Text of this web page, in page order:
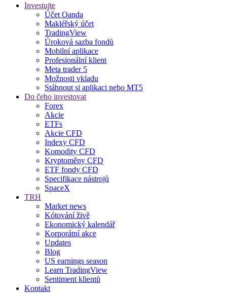
Investujte
Účet Oanda
Makléřský účet
TradingView
Úroková sazba fondů
Mobilní aplikace
Profesionální klient
Meta trader 5
Možnosti vkladu
Stáhnout si aplikaci nebo MT5
Do čeho investovat
Forex
Akcie
ETFs
Akcie CFD
Indexy CFD
Komodity CFD
Kryptoměny CFD
ETF fondy CFD
Specifikace nástrojů
SpaceX
TRH
Market news
Kótování živě
Ekonomický kalendář
Korporátní akce
Updates
Blog
US earnings season
Learn TradingView
Sentiment klientů
Kontakt